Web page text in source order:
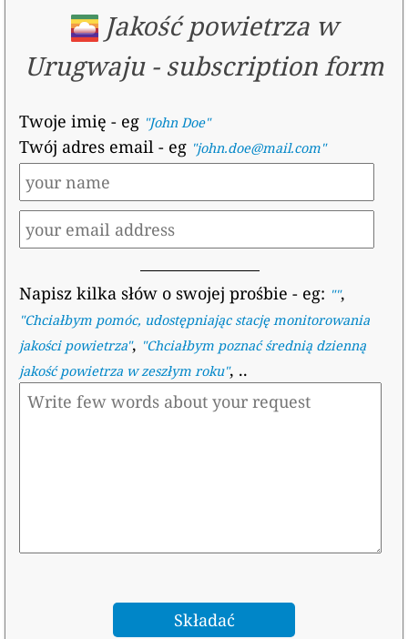
Jakość powietrza w
Urugwaju- subscription form
Twoje imię - eg "John Doe"
Twój adres email- eg "john.doe@mail.com"
Napisz kilka słów o swojej prośbie - eg: "",
"Chciałbym pomóc, udostępniając stację monitorowania
jakości powietrza", "Chciałbym poznać średnią dzienną
jakość powietrza w zeszłym roku", ..